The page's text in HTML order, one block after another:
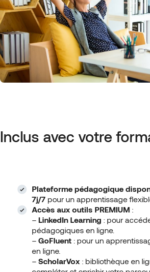
Inclus avec votre
Plateforme pédagogique
7j/7 pour un apprentissage
Accès aux outils PREMIUM :
– LinkedIn Learning : pour
pédagogiques en ligne.
–GoFluent : pour un
en ligne.
–ScholarVox : bibliothèque en